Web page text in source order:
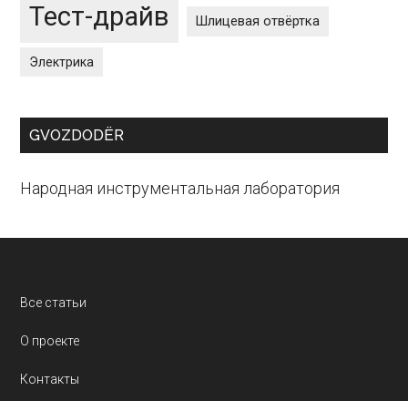
Тест-драйв Шлицевая отвёртка
Электрика
GVOZDODЁR
Народная инструментальная лаборатория
Footer
Все статьи
О проекте
Контакты